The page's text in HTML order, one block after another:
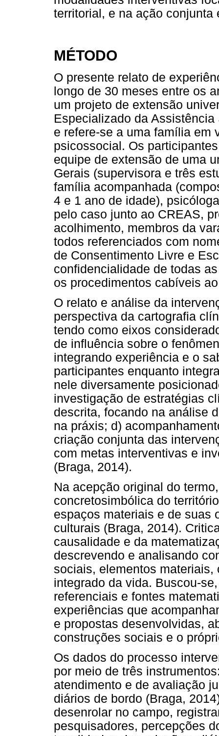
territorial, e na ação
MÉTODO
O presente relato de
longo de 30 meses entre os
um projeto de extensão
Especializado da
e refere-se a uma família em
psicossocial. Os
equipe de extensão de uma
Gerais (supervisora e três
família acompanhada
4 e 1 ano de idade),
pelo caso junto ao CREAS,
acolhimento, membros da
todos referenciados com
de Consentimento Livre e
confidencialidade de todas
os procedimentos cabíveis
O relato e análise da
perspectiva da cartografia
tendo como eixos
de influência sobre o
integrando experiência e o
participantes enquanto
nele diversamente
investigação de estratégias
descrita, focando na análise
na práxis; d)
criação conjunta das
com metas interventivas e
(Braga, 2014).
Na acepção original do
concretosimbólica do
espaços materiais e de suas
culturais (Braga, 2014).
causalidade e da
descrevendo e analisando
sociais, elementos
integrado da vida. Buscou-
referenciais e fontes
experiências que
e propostas desenvolvidas,
construções sociais e o
Os dados do processo
por meio de três
atendimento e de avaliação
diários de bordo (Braga,
desenrolar no campo,
pesquisadores, percepções